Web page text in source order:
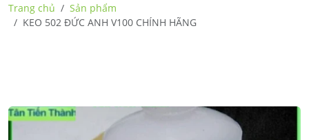
Trang chủ
Sản phẩm
KEO 502 ĐỨC ANH V100 CHÍNH HÃNG